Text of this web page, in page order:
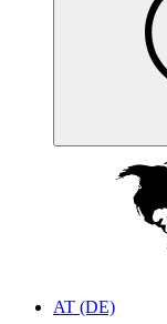
AT (DE)